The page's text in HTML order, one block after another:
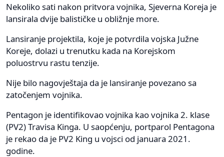
Nekoliko sati nakon pritvora vojnika, Sjeverna Koreja je
lansirala dvije balističke u obližnje more.
Lansiranje projektila, koje je potvrdila vojska Južne
Koreje, dolazi u trenutku kada na Korejskom
poluostrvu rastu tenzije.
Nije bilo nagovještaja da je lansiranje povezano sa
zatočenjem vojnika.
Pentagon je identifikovao vojnika kao vojnika 2. klase
(PV2) Travisa Kinga. U saopćenju, portparol Pentagona
je rekao da je PV2 King u vojsci od januara 2021.
godine.